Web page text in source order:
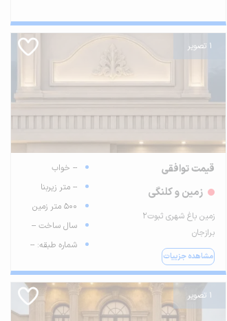
1 تصویر
قیمت توافقی
زمین و کلنگی
زمین باغ شهری ثبوت2
برازجان
مشاهده جزییات
-- خواب
-- متر زیربنا
500 متر زمین
سال ساخت --
شماره طبقه: --
1 تصویر